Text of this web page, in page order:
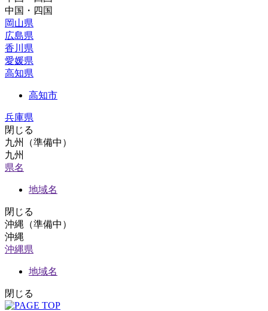
中国・四国
岡山県
広島県
香川県
愛媛県
高知県
高知市
兵庫県
閉じる
九州（準備中）
九州
県名
地域名
閉じる
沖縄（準備中）
沖縄
沖縄県
地域名
閉じる